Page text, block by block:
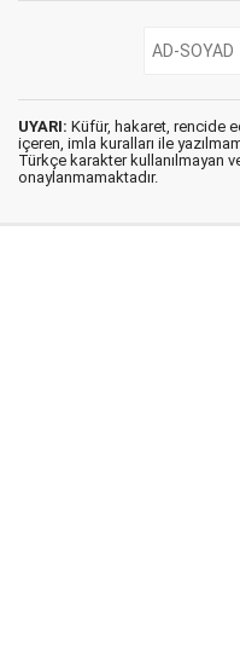
UYARI: Küfür, hakaret, rencide
içeren, imla kuralları ile
Türkçe karakter kullanılmayan
onaylanmamaktadır.